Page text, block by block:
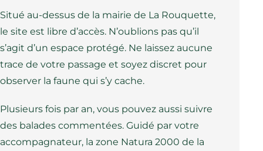
Situé au-dessus de la mairie de La Rouquette,
le site est libre d’accès. N’oublions pas qu’il
s’agit d’un espace protégé. Ne laissez aucune
trace de votre passage et soyez discret pour
observer la faune qui s’y cache.
Plusieurs fois par an, vous pouvez aussi suivre
des balades commentées. Guidé par votre
accompagnateur, la zone Natura 2000 de la